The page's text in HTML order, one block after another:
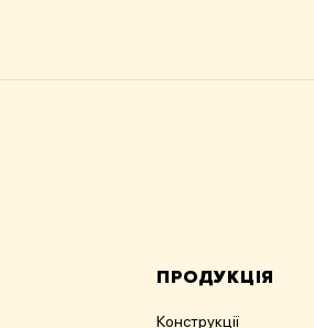
ПРОДУКЦІЯ
Конструкції